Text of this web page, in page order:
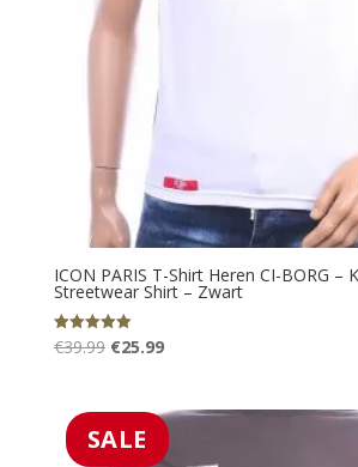
ICON PARIS T-Shirt Heren CI-BORG –
Streetwear Shirt – Zwart
Gewaardeerd
5.00
€39.99 Oorspronkelijke
€39.99.
€25.99Huidige
€25.99.
SALE